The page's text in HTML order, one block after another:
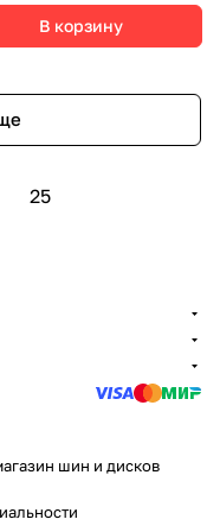
В корзину
25
шин и дисков